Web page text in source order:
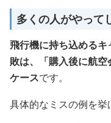
多くの人がやって
飛行機に持ち込める
敗は、「購入後に航
ケースです。
具体的なミスの例を挙